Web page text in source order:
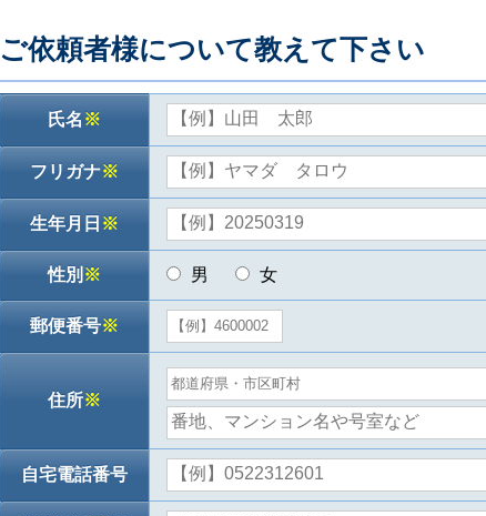
ご依頼者様について教えて下さい
氏名 ※
フリガナ※
生年月日 ※
性別 ※ 男 女
郵便番号※
住所※
自宅電話番号